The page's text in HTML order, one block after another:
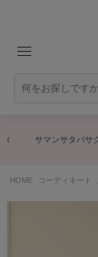
サマンサタバサ
HOME コーディネート